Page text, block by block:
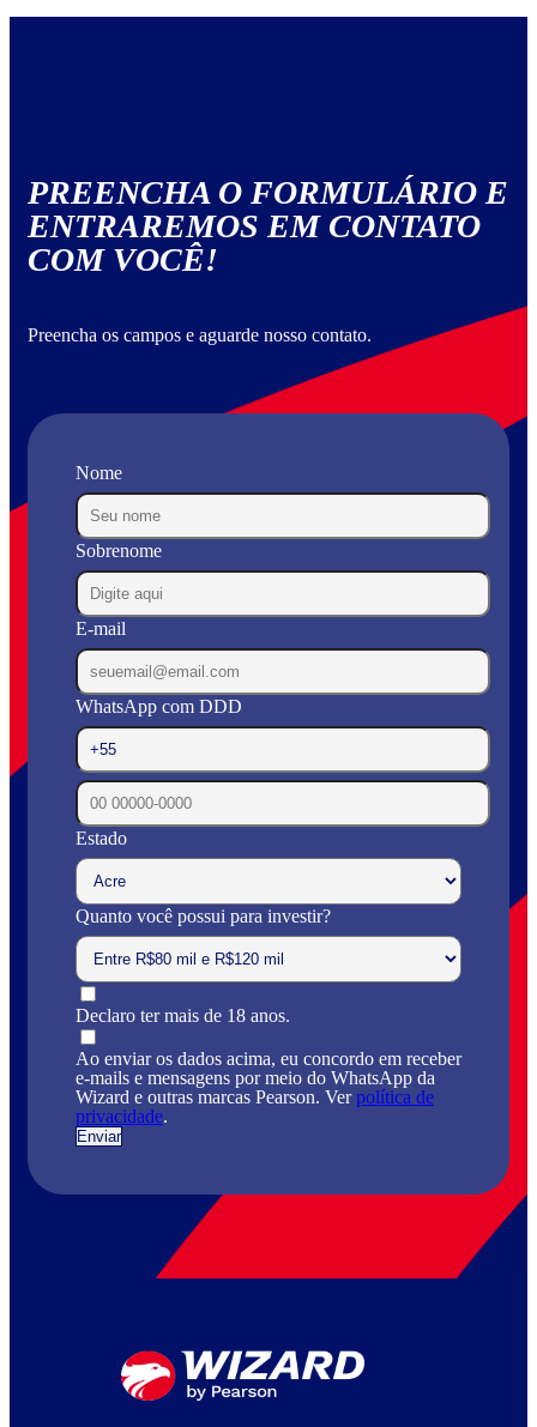
PREENCHA O FORMULÁRIO E
ENTRAREMOS EM CONTATO
COM VOCÊ!
Preencha os campos e aguarde nosso contato.
Nome
Sobrenome
E-mail
WhatsApp com DDD
Estado
Quanto você possui para investir?
Declaro ter mais de 18 anos.
Ao enviar os dados acima, eu concordo em receber
e-mails e mensagens por meio do WhatsApp da
Wizard e outras marcas Pearson. Verpolítica de
privacidade.